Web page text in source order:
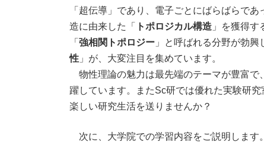
「超伝導」であり、電子ごとにばらばらで
造に由来した「
トポロジカル構造 」を獲得
「 強相関トポロジー 」と呼ばれる分野が勃
性 」が、大変注目を集めています。
物性理論の魅力は最先端のテーマが豊富で
躍しています。またSc研では優れた実験研
楽しい研究生活を送りませんか？
次に、大学院での学習内容をご説明します。